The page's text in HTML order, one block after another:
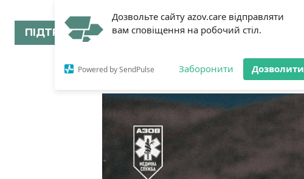
Дозвольте сайту azov.care відправляти
вам сповіщення на робочий стіл.
Powered by SendPulse Заборонити Дозволити
ПІДТРИМАТИ